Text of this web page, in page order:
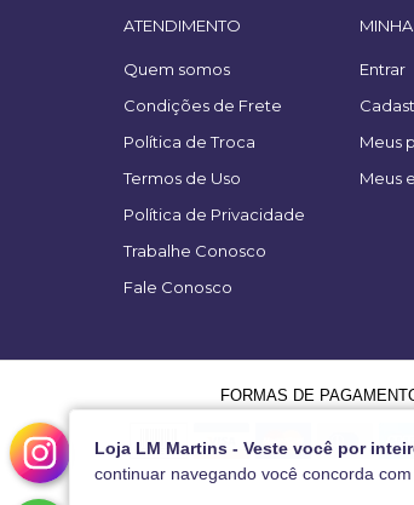
Loja LM Martins - Veste você por
continuar navegando você concorda
ATENDIMENTO
Quem somos
Condições de Frete
Política de Troca
Termos de Uso
Política de Privacidade
Trabalhe Conosco
Fale Conosco
Entrar
Meus
Meus
FORMAS DE